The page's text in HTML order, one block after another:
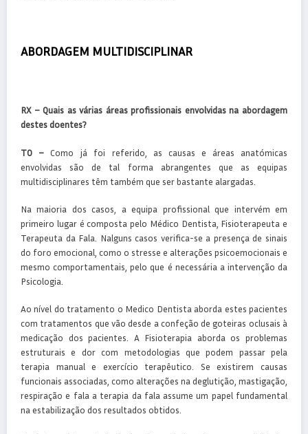
ABORDAGEM MULTIDISCIPLINAR
RX – Quais as várias áreas profissionais envolvidas na abordagem
destes doentes?
TO – Como já foi referido, as causas e áreas anatómicas
envolvidas são de tal forma abrangentes que as equipas
multidisciplinares têm também que ser bastante alargadas.
Na maioria dos casos, a equipa profissional que intervém em
primeiro lugar é composta pelo Médico Dentista, Fisioterapeuta e
Terapeuta da Fala. Nalguns casos verifica-se a presença de sinais
do foro emocional, como o stresse e alterações psicoemocionais e
mesmo comportamentais, pelo que é necessária a intervenção da
Psicologia.
Ao nível do tratamento o Medico Dentista aborda estes pacientes
com tratamentos que vão desde a confeção de goteiras oclusais à
medicação dos pacientes. A Fisioterapia aborda os problemas
estruturais e dor com metodologias que podem passar pela
terapia manual e exercício terapêutico. Se existirem causas
funcionais associadas, como alterações na deglutição, mastigação,
respiração e fala a terapia da fala assume um papel fundamental
na estabilização dos resultados obtidos.